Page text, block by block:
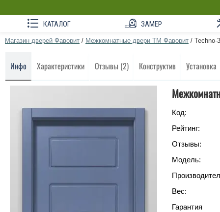
КАТАЛОГ ЗАМЕР
Магазин дверей Фаворит / Межкомнатные двери ТМ Фаворит / Techno-
Инфо Характеристики Отзывы (2) Конструктив Установка
Код:
Рейтинг:
Отзывы:
Модель:
Вес:
Гарантия